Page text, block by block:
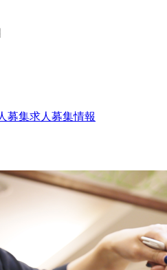
求人募集情報